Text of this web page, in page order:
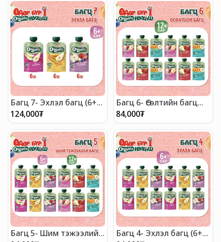
Багц 7- Эхлэл багц (6+
сар)
124,000₮
Багц 6- Өсөлтийн багц
(12+ сар)
84,000₮
Багц 5- Шим тэжээлийн
Багц 4- Эхлэл багц (6+